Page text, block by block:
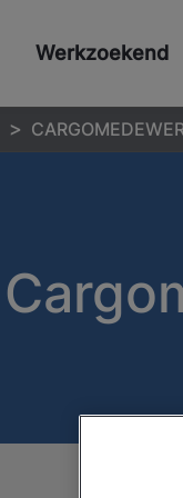
Werkzoekend